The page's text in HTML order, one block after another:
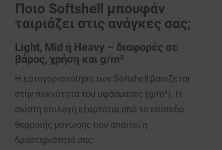
Ποιο Softshell μπουφάν
ταιριάζει στις ανάγκες σας;
Light, Mid ή Heavy – διαφορές σε
βάρος, χρήση και g/m²
Η κατηγοριοποίηση των Softshell βασίζεται
στην πυκνότητα του υφάσματος (g/m²). Η
σωστή επιλογή εξαρτάται από το επίπεδο
θερμικής μόνωσης που απαιτεί η
δραστηριότητά σας: